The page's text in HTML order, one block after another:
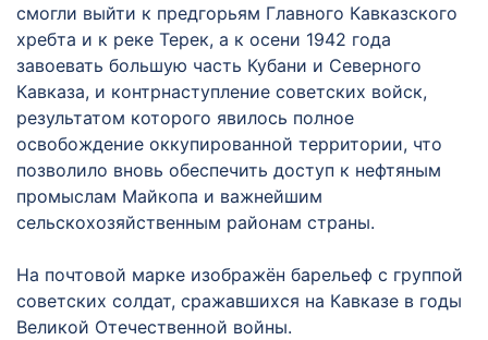
смогли выйти к предгорьям Главного Кавказского
хребта и к реке Терек, а к осени 1942 года
завоевать большую часть Кубани и Северного
Кавказа, и контрнаступление советских войск,
результатом которого явилось полное
освобождение оккупированной территории, что
позволило вновь обеспечить доступ к нефтяным
промыслам Майкопа и важнейшим
сельскохозяйственным районам страны.
На почтовой марке изображён барельеф с группой
советских солдат, сражавшихся на Кавказе в годы
Великой Отечественной войны.